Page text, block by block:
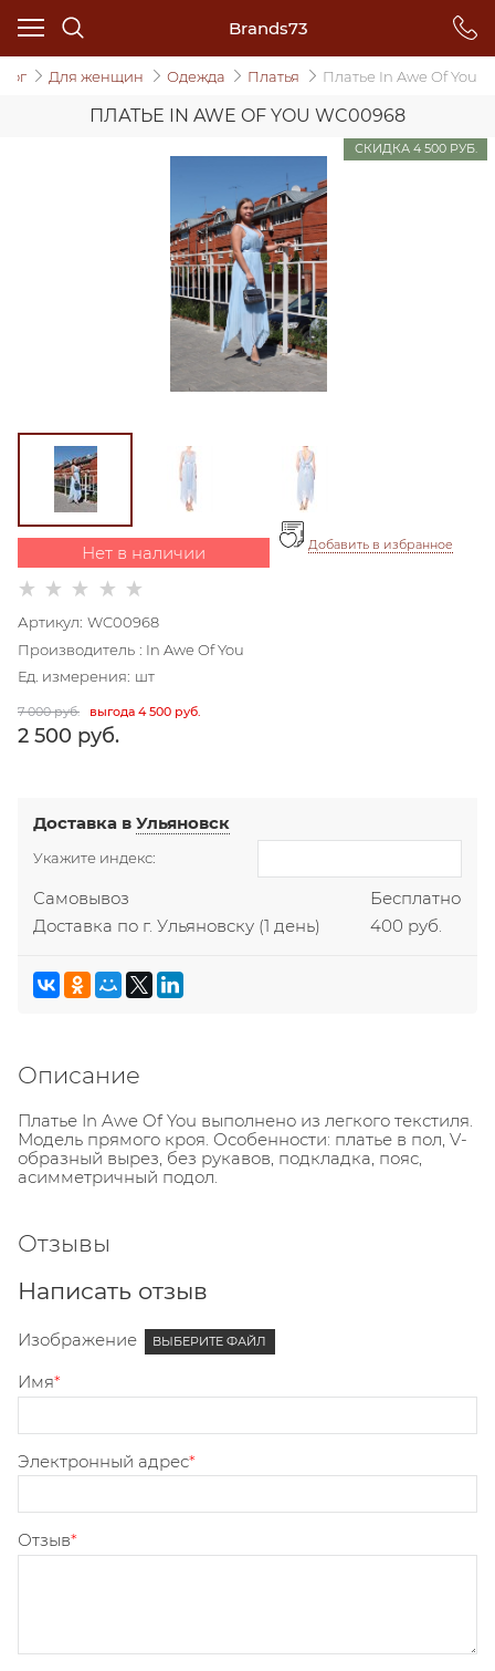
Brands73
Для женщин Одежда Платья Платье In Awe Of You
ПЛАТЬЕ IN AWE OF YOU WC00968
СКИДКА 4 500 РУБ.
Нет в наличии Добавить в избранное
Артикул: WC00968
Производитель : In Awe Of You
Ед. измерения: шт
7 000 руб.
2 500 руб.
выгода4 500 руб.
Доставка вУльяновск
Укажите индекс:
Самовывоз
Бесплатно
Доставка по г. Ульяновску (1 день) 400 руб.
Описание
Платье In Awe Of You выполнено из легкого текстиля.
Модель прямого кроя. Особенности: платье в пол, V-
образный вырез, без рукавов, подкладка, пояс,
асимметричный подол.
Отзывы
Написать отзыв
Изображение ВЫБЕРИТЕ ФАЙЛ
Имя
Электронный адрес
Отзыв